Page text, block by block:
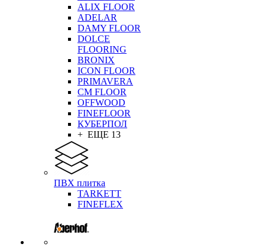
ALIX FLOOR
ADELAR
DAMY FLOOR
DOLCE
FLOORING
BRONIX
ICON FLOOR
PRIMAVERA
CM FLOOR
OFFWOOD
FINEFLOOR
КУБЕРПОЛ
+ ЕЩЕ 13
ПВХ плитка
TARKETT
FINEFLEX